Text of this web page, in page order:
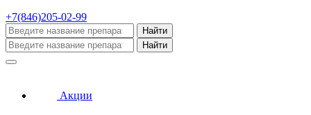
+7(846)205-02-99
Найти
Найти
Акции